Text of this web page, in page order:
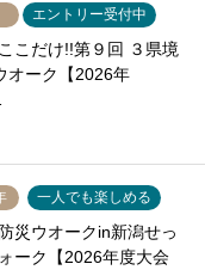
エントリー受付中
こだけ!!第９回 ３県境
オーク【2026年
一人でも楽しめる
災ウオークin新潟せっ
ーク【2026年度大会